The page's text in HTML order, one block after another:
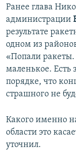
Ранее глава
администрации
результате
одном из
«Попали
маленькое. Есть
порядке, что
страшного не
Какого именно
области это
уточнил.